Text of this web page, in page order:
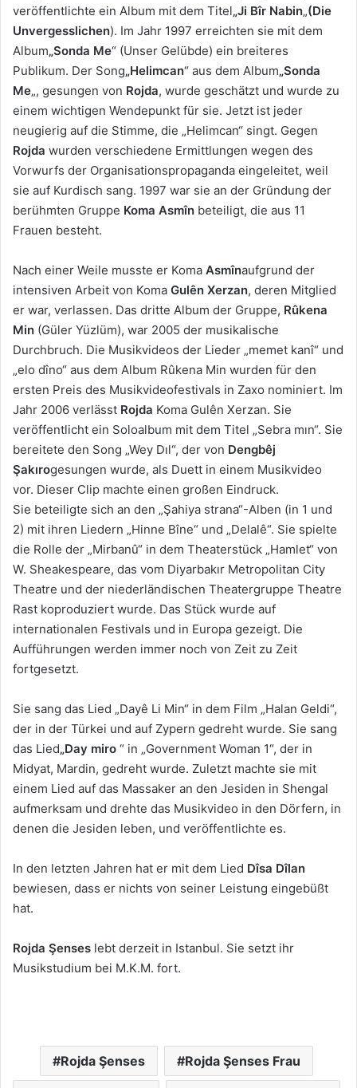
veröffentlichte ein Album mit dem Titel„Ji Bîr Nabin„(Die
Unvergesslichen). Im Jahr 1997 erreichten sie mit dem
Album„Sonda Me“ (Unser Gelübde) ein breiteres
Publikum. Der Song„Helimcan“ aus dem Album„Sonda
Me„, gesungen von Rojda, wurde geschätzt und wurde zu
einem wichtigen Wendepunkt für sie. Jetzt ist jeder
neugierig auf die Stimme, die „Helimcan“ singt. Gegen
Rojda wurden verschiedene Ermittlungen wegen des
Vorwurfs der Organisationspropaganda eingeleitet, weil
sie auf Kurdisch sang. 1997 war sie an der Gründung der
berühmten Gruppe Koma Asmîn beteiligt, die aus 11
Frauen besteht.
Nach einer Weile musste er Koma Asmînaufgrund der
intensiven Arbeit von Koma Gulên Xerzan, deren Mitglied
er war, verlassen. Das dritte Album der Gruppe, Rûkena
Min (Güler Yüzlüm), war 2005 der musikalische
Durchbruch. Die Musikvideos der Lieder „memet kanî“ und
„elo dîno“ aus dem Album Rûkena Min wurden für den
ersten Preis des Musikvideofestivals in Zaxo nominiert. Im
Jahr 2006 verlässt Rojda Koma Gulên Xerzan. Sie
veröffentlicht ein Soloalbum mit dem Titel „Sebra mın“. Sie
bereitete den Song „Wey Dıl“, der von Dengbêj
Şakırogesungen wurde, als Duett in einem Musikvideo
vor. Dieser Clip machte einen großen Eindruck.
Sie beteiligte sich an den „Şahiya strana“-Alben (in 1 und
2) mit ihren Liedern „Hinne Bîne“ und „Delalê“. Sie spielte
die Rolle der „Mirbanû“ in dem Theaterstück „Hamlet“ von
W. Sheakespeare, das vom Diyarbakır Metropolitan City
Theatre und der niederländischen Theatergruppe Theatre
Rast koproduziert wurde. Das Stück wurde auf
internationalen Festivals und in Europa gezeigt. Die
Aufführungen werden immer noch von Zeit zu Zeit
fortgesetzt.
Sie sang das Lied „Dayê Li Min“ in dem Film „Halan Geldi“,
der in der Türkei und auf Zypern gedreht wurde. Sie sang
das Lied„Day miro “ in „Government Woman 1“, der in
Midyat, Mardin, gedreht wurde. Zuletzt machte sie mit
einem Lied auf das Massaker an den Jesiden in Shengal
aufmerksam und drehte das Musikvideo in den Dörfern, in
denen die Jesiden leben, und veröffentlichte es.
In den letzten Jahren hat er mit dem Lied Dîsa Dîlan
bewiesen, dass er nichts von seiner Leistung eingebüßt
hat.
Rojda Şenses lebt derzeit in Istanbul. Sie setzt ihr
Musikstudium bei M.K.M. fort.
Rojda Şenses Rojda Şenses Frau